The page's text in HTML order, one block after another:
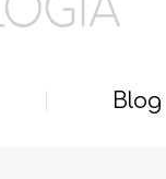
Blog